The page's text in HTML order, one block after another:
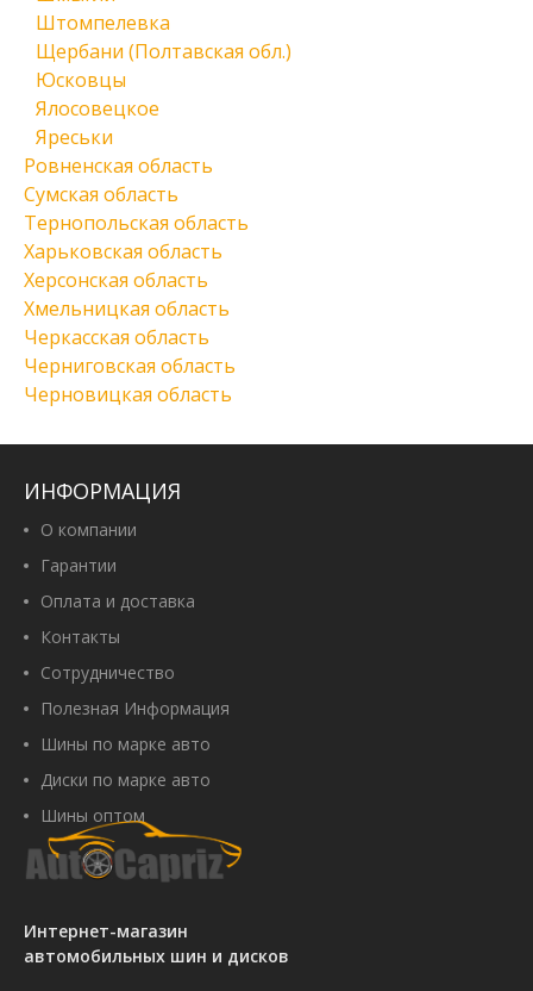
Штомпелевка
Щербани (Полтавская обл.)
Юсковцы
Ялосовецкое
Яреськи
Ровненская область
Сумская область
Тернопольская область
Харьковская область
Херсонская область
Хмельницкая область
Черкасская область
Черниговская область
Черновицкая область
Интернет-магазин
автомобильных шин и дисков
ИНФОРМАЦИЯ
О компании
Гарантии
Оплата и доставка
Контакты
Сотрудничество
Полезная Информация
Шины по марке авто
Диски по марке авто
Шины оптом